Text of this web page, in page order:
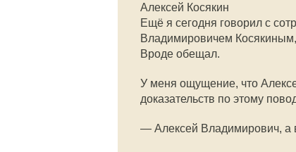
Алексей Косякин
Ещё я сегодня говорил с
Владимировичем Косякиным,
Вроде обещал.
У меня ощущение, что
доказательств по этому
— Алексей Владимирович, а